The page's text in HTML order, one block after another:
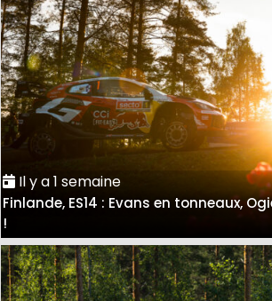
Il y a 1 semaine
Finlande, ES14 : Evans en tonneaux,
!